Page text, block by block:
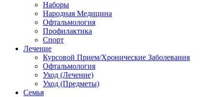
Наборы
Народная Медицина
Офтальмология
Профилактика
Спорт
Лечение
Курсовой Прием/Хронические Заболевания
Офтальмология
Уход (Лечение)
Уход (Предметы)
Семья